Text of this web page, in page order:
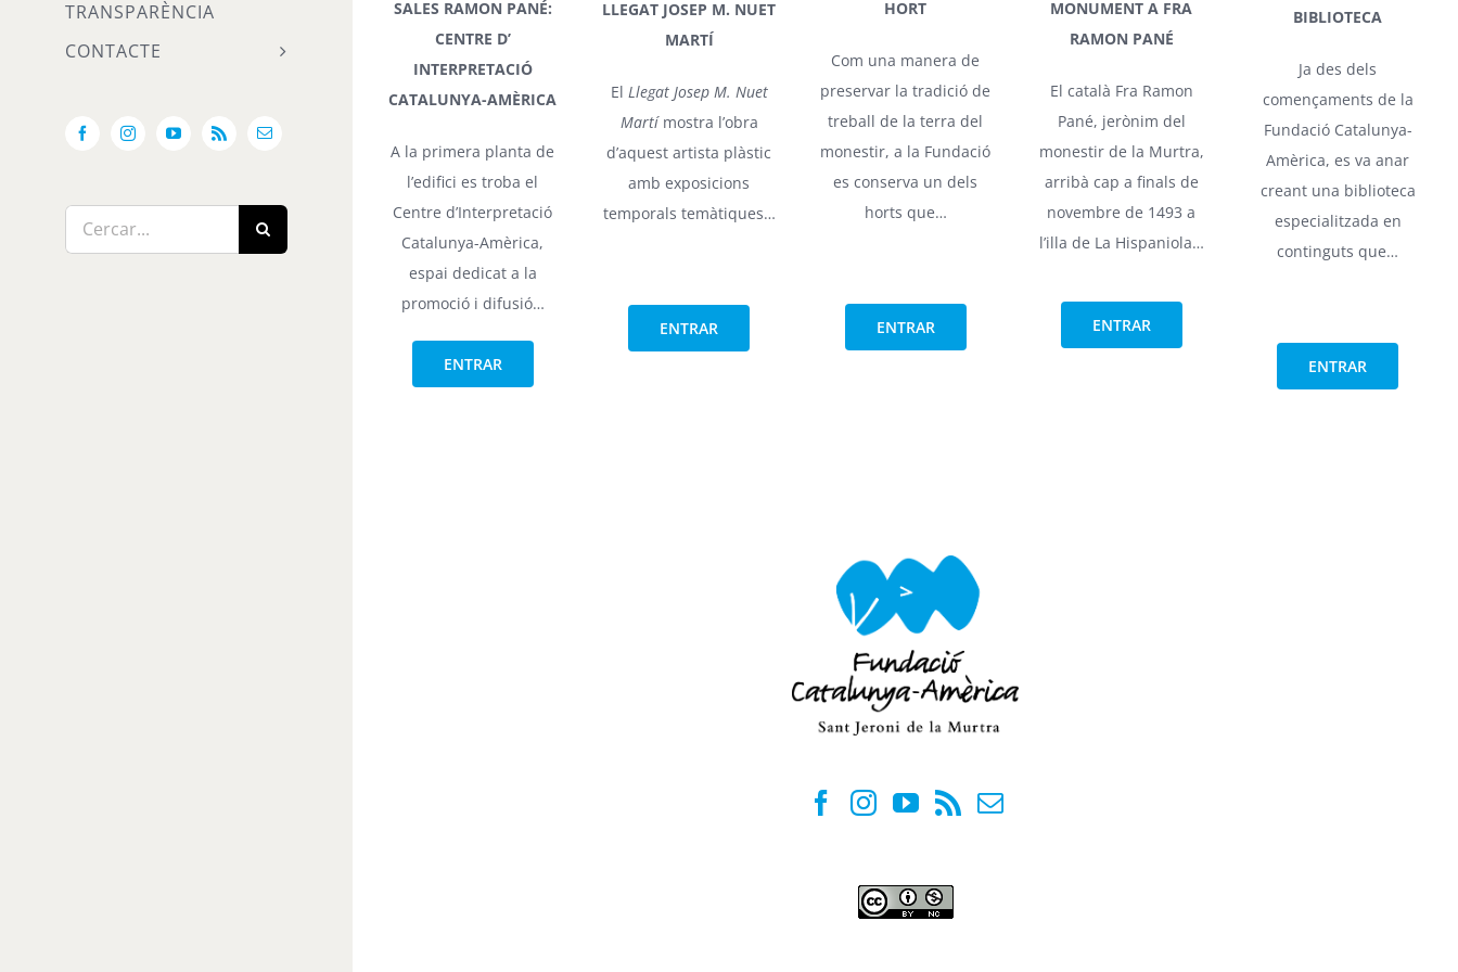
TRANSPARÈNCIA
CONTACTE
FacebookInstagramYouTube
Rss Email:
Cerca
…
SALES RAMON PANÉ:
CENTRE D’
INTERPRETACIÓ
CATALUNYA-AMÈRICA
A la primera planta de
l’edifici es troba el
Centre d’Interpretació
Catalunya-Amèrica,
espai dedicat a la
promoció i difusió…
ENTRAR
LLEGAT JOSEP M. NUET
MARTÍ
El Llegat Josep M. Nuet
Martímostra l’obra
d’aquest artista plàstic
amb exposicions
temporals temàtiques…
ENTRAR
HORT
Com una manera de
preservar la tradició de
treball de la terra del
monestir, a la Fundació
es conserva un dels
horts que…
ENTRAR
MONUMENT A FRA
RAMON PANÉ
El català Fra Ramon
Pané, jerònim del
monestir de la Murtra,
arribà cap a finals de
novembre de 1493 a
l’illa de La Hispaniola…
ENTRAR
BIBLIOTECA
Ja des dels
començaments de la
Fundació Catalunya-
Amèrica, es va anar
creant una biblioteca
especialitzada en
continguts que…
ENTRAR